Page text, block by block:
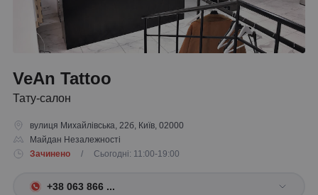
VeAn Tattoo
Тату-салон
вулиця Михайлівська, 22б, Київ, 02000
Майдан Незалежності
Зачинено
/ Сьогодні: 11:00-19:00
+38 063 866 ...